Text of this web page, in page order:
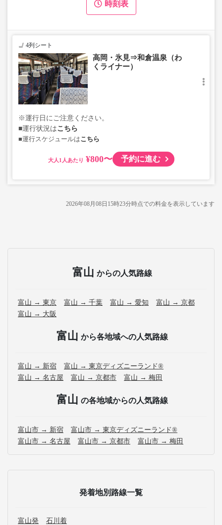
時刻表
4列シート
高岡・氷見⇒和倉温泉（わ
くライナー）
※運行日にご注意ください。
■運行状況はこちら
■運行スケジュールはこちら
大人 ¥800〜 予約に進む
2026年08月08日15時23分時点での料金を表示しています
富山 からの人気路線
富山 → 東京 富山 → 千葉 富山 → 愛知
富山 → 京都
富山 → 大阪
富山 から各地域への人気路線
富山 → 新宿
富山 → 東京ディズニーランド®
富山 → 名古屋
富山 → 京都市 富山 → 梅田
富山 の各地域からの人気路線
富山市 → 新宿
富山市 → 東京ディズニーランド®
富山市 → 名古屋
富山市 → 京都市 富山市 → 梅田
発着地別路線一覧
富山発 石川着